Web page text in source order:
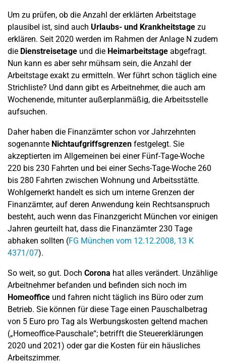
Um zu prüfen, ob die Anzahl der erklärten Arbeitstage
plausibel ist, sind auch Urlaubs- und Krankheitstage zu
erklären. Seit 2020 werden im Rahmen der Anlage N zudem
die Dienstreisetage und die Heimarbeitstage abgefragt.
Nun kann es aber sehr mühsam sein, die Anzahl der
Arbeitstage exakt zu ermitteln. Wer führt schon täglich eine
Strichliste? Und dann gibt es Arbeitnehmer, die auch am
Wochenende, mitunter außerplanmäßig, die Arbeitsstelle
aufsuchen.
Daher haben die Finanzämter schon vor Jahrzehnten
sogenannte Nichtaufgriffsgrenzen festgelegt. Sie
akzeptierten im Allgemeinen bei einer Fünf-Tage-Woche
220 bis 230 Fahrten und bei einer Sechs-Tage-Woche 260
bis 280 Fahrten zwischen Wohnung und Arbeitsstätte.
Wohlgemerkt handelt es sich um interne Grenzen der
Finanzämter, auf deren Anwendung kein Rechtsanspruch
besteht, auch wenn das Finanzgericht München vor einigen
Jahren geurteilt hat, dass die Finanzämter 230 Tage
abhaken sollten (FG München vom 12.12.2008, 13 K
4371/07).
So weit, so gut. Doch Corona hat alles verändert. Unzählige
Arbeitnehmer befanden und befinden sich noch im
Homeoffice und fahren nicht täglich ins Büro oder zum
Betrieb. Sie können für diese Tage einen Pauschalbetrag
von 5 Euro pro Tag als Werbungskosten geltend machen
(„Homeoffice-Pauschale“; betrifft die Steuererklärungen
2020 und 2021) oder gar die Kosten für ein häusliches
Arbeitszimmer.